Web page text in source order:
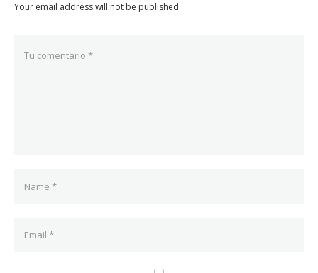
Your email address will not be published.